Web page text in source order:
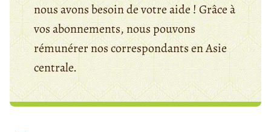
nous avons besoin de votre aide ! Grâce à
vos abonnements, nous pouvons
rémunérer nos correspondants en Asie
centrale.